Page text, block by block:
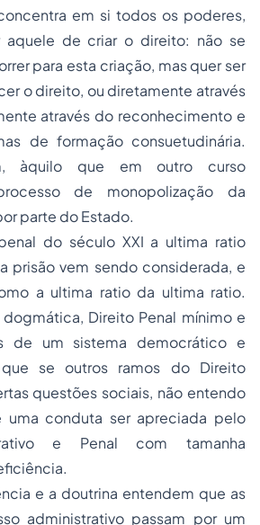
em si todos os poderes,
aquele de criar o direito: não se
para esta criação, mas quer ser
o direito, ou diretamente através
através do reconhecimento e
de formação consuetudinária.
àquilo que em outro curso
de monopolização da
parte do Estado.
do século XXI a ultima ratio
prisão vem sendo considerada, e
a ultima ratio da ultima ratio.
Direito Penal mínimo e
de um sistema democrático e
se outros ramos do Direito
questões sociais, não entendo
uma conduta ser apreciada pelo
e Penal com tamanha
e a doutrina entendem que as
administrativo passam por um